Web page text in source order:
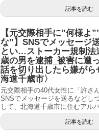
記事を読む
【元交際相手に”何様よ
な”】SNSでメッセージ
とい…ストーカー規制法
歳の男を逮捕_被害に遭
話を切り出したら嫌がら
海道千歳市〉
元交際相手の40代女性に「許さ
SNSでメッセージを送るなどし
して、北海道千歳市に住むアル
記事を読む